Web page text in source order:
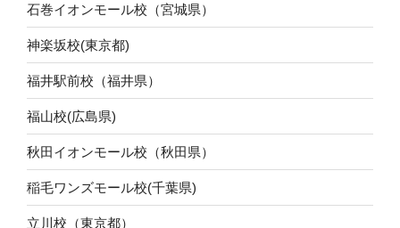
石巻イオンモール校（宮城県）
神楽坂校(東京都)
福井駅前校（福井県）
福山校(広島県)
秋田イオンモール校（秋田県）
稲毛ワンズモール校(千葉県)
立川校（東京都）